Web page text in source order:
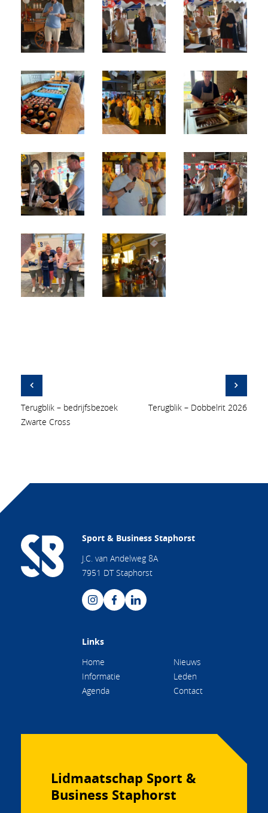
Terugblik – bedrijfsbezoek
Zwarte Cross
Terugblik – Dobbelrit 2026
Sport & Business Staphorst
J.C. van Andelweg 8A
7951 DT Staphorst
Links
Home
Informatie
Agenda
Nieuws
Leden
Contact
Lidmaatschap Sport &
Business Staphorst